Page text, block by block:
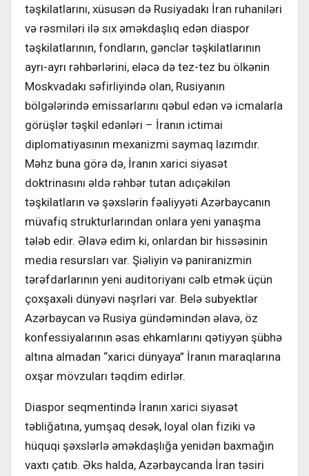
təşkilatlarını, xüsusən də Rusiyadakı İran ruhaniləri
və rəsmiləri ilə sıx əməkdaşlıq edən diaspor
təşkilatlarının, fondların, gənclər təşkilatlarının
ayrı-ayrı rəhbərlərini, eləcə də tez-tez bu ölkənin
Moskvadakı səfirliyində olan, Rusiyanın
bölgələrində emissarlarını qəbul edən və icmalarla
görüşlər təşkil edənləri – İranın ictimai
diplomatiyasının mexanizmi saymaq lazımdır.
Məhz buna görə də, İranın xarici siyasət
doktrinasını əldə rəhbər tutan adıçəkilən
təşkilatların və şəxslərin fəaliyyəti Azərbaycanın
müvafiq strukturlarından onlara yeni yanaşma
tələb edir. Əlavə edim ki, onlardan bir hissəsinin
media resursları var. Şiəliyin və paniranizmin
tərəfdarlarının yeni auditoriyanı cəlb etmək üçün
çoxşaxəli dünyəvi nəşrləri var. Belə subyektlər
Azərbaycan və Rusiya gündəmindən əlavə, öz
konfessiyalarının əsas ehkamlarını qətiyyən şübhə
altına almadan “xarici dünyaya” İranın maraqlarına
oxşar mövzuları təqdim edirlər.
Diaspor seqmentində İranın xarici siyasət
təbliğatına, yumşaq desək, loyal olan fiziki və
hüquqi şəxslərlə əməkdaşlığa yenidən baxmağın
vaxtı çatıb. Əks halda, Azərbaycanda İran təsiri